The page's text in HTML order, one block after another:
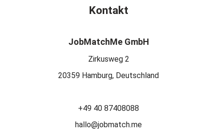
Kontakt
JobMatchMe GmbH
Zirkusweg 2
20359 Hamburg, Deutschland
+49 40 87408088
hallo@jobmatch.me